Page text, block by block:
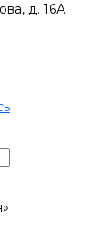
д. 16А